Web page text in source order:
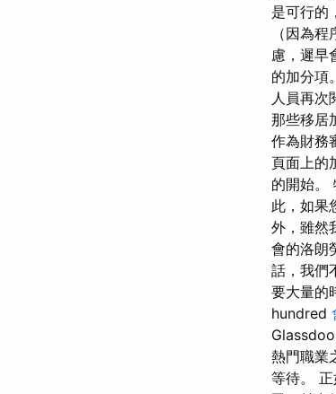
是可行的
（因為
慮，遲早
的加分項
人員再次
那些移居
作為財務
頁面上的
的開始。
此，如果
外，雖然
會的洛朗
話，我們
要大量的
hundred
熱門職業
等待。